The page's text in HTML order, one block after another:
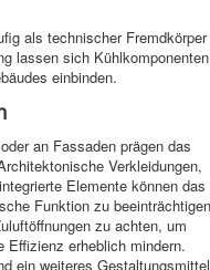
als technischer Fremdkörper
lassen sich Kühlkomponenten
einbinden.
oder an Fassaden prägen das
Verkleidungen,
integrierte Elemente können das
Funktion zu
zu achten, um
Effizienz erheblich mindern.
ein weiteres